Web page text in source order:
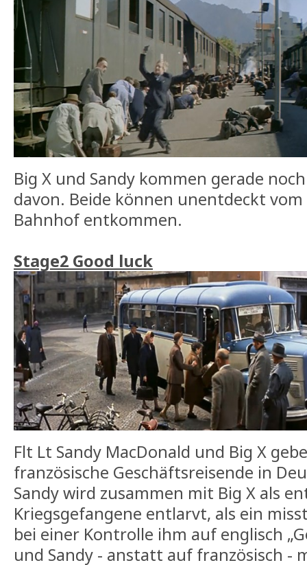
Big X und Sandy kommen gerade
davon. Beide können unentdeckt
Bahnhof entkommen.
Stage2 Good luck
Flt Lt Sandy MacDonald und Big X
französische Geschäftsreisende in
Sandy wird zusammen mit Big X als
Kriegsgefangene entlarvt, als ein
bei einer Kontrolle ihm auf englisch
und Sandy - anstatt auf französisch -